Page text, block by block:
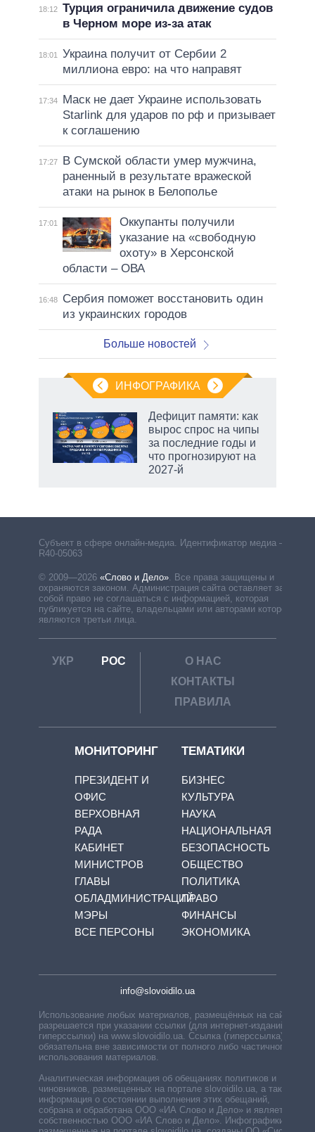
18:12 Турция ограничила движение судов
в Черном море из-за атак
18:01
Украина получит от Сербии 2
миллиона евро: на что направят
17:34
Маск не дает Украине использовать
Starlink для ударов по рф и призывает
к соглашению
17:27
В Сумской области умер мужчина,
раненный в результате вражеской
атаки на рынок в Белополье
17:01
Оккупанты получили
указание на «свободную
охоту» в Херсонской
области – ОВА
16:48
Сербия поможет восстановить один
из украинских городов
Больше новостей
ИНФОГРАФИКА
Дефицит памяти: как
вырос спрос на чипы
за последние годы и
что прогнозируют на
2027-й
Субъект в сфере онлайн-медиа. Идентификатор медиа –
R40-05063
© 2009—2026 «Слово и Дело»
Все права защищены и
охраняются законом. Администрация сайта оставляет за
собой право не соглашаться с информацией, которая
публикуется на сайте, владельцами или авторами которой
являются третьи лица.
УКР РОС
О НАС
КОНТАКТЫ
ПРАВИЛА
МОНИТОРИНГ
ПРЕЗИДЕНТ И
ОФИС
ВЕРХОВНАЯ
РАДА
КАБИНЕТ
МИНИСТРОВ
ГЛАВЫ
ОБЛАДМИНИСТРАЦИЙ
МЭРЫ
ВСЕ ПЕРСОНЫ
ТЕМАТИКИ
БИЗНЕС
КУЛЬТУРА
НАУКА
НАЦИОНАЛЬНАЯ
БЕЗОПАСНОСТЬ
ОБЩЕСТВО
ПОЛИТИКА
ПРАВО
ФИНАНСЫ
ЭКОНОМИКА
info@slovoidilo.ua
Использование любых материалов, размещённых на сайте,
разрешается при указании ссылки (для интернет-изданий —
гиперссылки) на www.slovoidilo.ua. Ссылка (гиперссылка)
обязательна вне зависимости от полного либо частичного
использования материалов.
Аналитическая информация об обещаниях политиков и
чиновников, размещенных на портале slovoidilo.ua, а также
информация о состоянии выполнения этих обещаний,
собрана и обработана ООО «ИА Слово и Дело» и является
собственностью ООО «ИА Слово и Дело». Инфографики,